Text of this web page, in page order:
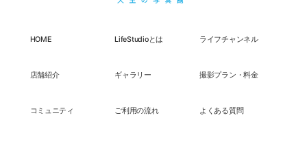
HOME LifeStudioとは ライフチャンネル
店舗紹介 ギャラリー 撮影プラン・料金
コミュニティ ご利用の流れ よくある質問